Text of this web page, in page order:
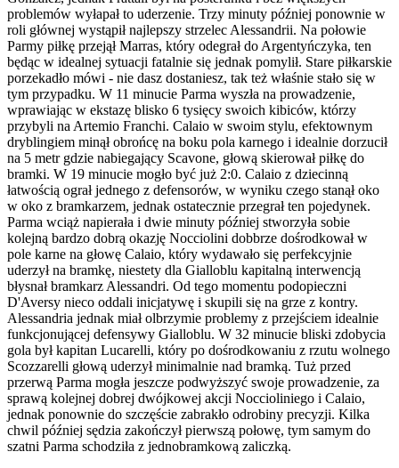
problemów wyłapał to uderzenie. Trzy minuty później ponownie w
roli głównej wystąpił najlepszy strzelec Alessandrii. Na połowie
Parmy piłkę przejął Marras, który odegrał do Argentyńczyka, ten
będąc w idealnej sytuacji fatalnie się jednak pomylił. Stare piłkarskie
porzekadło mówi - nie dasz dostaniesz, tak też właśnie stało się w
tym przypadku. W 11 minucie Parma wyszła na prowadzenie,
wprawiając w ekstazę blisko 6 tysięcy swoich kibiców, którzy
przybyli na Artemio Franchi. Calaio w swoim stylu, efektownym
dryblingiem minął obrońcę na boku pola karnego i idealnie dorzucił
na 5 metr gdzie nabiegający Scavone, głową skierował piłkę do
bramki. W 19 minucie mogło być już 2:0. Calaio z dziecinną
łatwością ograł jednego z defensorów, w wyniku czego stanął oko
w oko z bramkarzem, jednak ostatecznie przegrał ten pojedynek.
Parma wciąż napierała i dwie minuty później stworzyła sobie
kolejną bardzo dobrą okazję Nocciolini dobbrze dośrodkował w
pole karne na głowę Calaio, który wydawało się perfekcyjnie
uderzył na bramkę, niestety dla Gialloblu kapitalną interwencją
błysnał bramkarz Alessandri. Od tego momentu podopieczni
D'Aversy nieco oddali inicjatywę i skupili się na grze z kontry.
Alessandria jednak miał olbrzymie problemy z przejściem idealnie
funkcjonującej defensywy Gialloblu. W 32 minucie bliski zdobycia
gola był kapitan Lucarelli, który po dośrodkowaniu z rzutu wolnego
Scozzarelli głową uderzył minimalnie nad bramką. Tuż przed
przerwą Parma mogła jeszcze podwyższyć swoje prowadzenie, za
sprawą kolejnej dobrej dwójkowej akcji Noccioliniego i Calaio,
jednak ponownie do szczęście zabrakło odrobiny precyzji. Kilka
chwil później sędzia zakończył pierwszą połowę, tym samym do
szatni Parma schodziła z jednobramkową zaliczką.